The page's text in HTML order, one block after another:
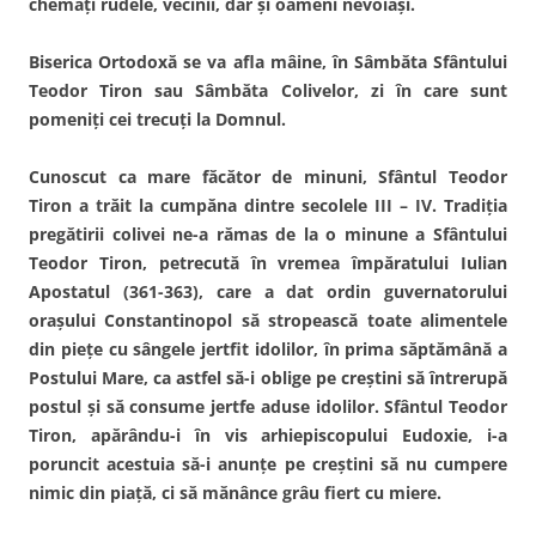
Biserica Ortodoxă se va afla mâine, în Sâmbăta Sfântului
Teodor Tiron sau Sâmbăta Colivelor, zi în care sunt
pomeniţi cei trecuţi la Domnul.
Cunoscut ca mare făcător de minuni, Sfântul Teodor
Tiron a trăit la cumpăna dintre secolele III – IV. Tradiţia
pregătirii colivei ne-a rămas de la o minune a Sfântului
Teodor Tiron, petrecută în vremea împăratului Iulian
Apostatul (361-363), care a dat ordin guvernatorului
oraşului Constantinopol să stropească toate alimentele
din pieţe cu sângele jertfit idolilor, în prima săptămână a
Postului Mare, ca astfel să-i oblige pe creştini să întrerupă
postul şi să consume jertfe aduse idolilor. Sfântul Teodor
Tiron, apărându-i în vis arhiepiscopului Eudoxie, i-a
poruncit acestuia să-i anunţe pe creştini să nu cumpere
nimic din piaţă, ci să mănânce grâu fiert cu miere.